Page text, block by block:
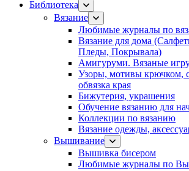
Библиотека
Вязание
Любимые журналы по
Вязание для дома
Пледы, Покрывала)
Амигуруми. Вязаные
Узоры, мотивы крючком,
обвязка края
Бижутерия, украшения
Обучение вязанию для
Коллекции по вязанию
Вязание одежды,
Вышивание
Вышивка бисером
Любимые журналы по